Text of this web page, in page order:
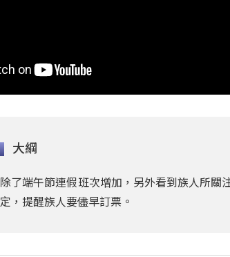
大綱
除了端午節連假班次增加，另外看到族人所關
定，提醒族人要儘早訂票。